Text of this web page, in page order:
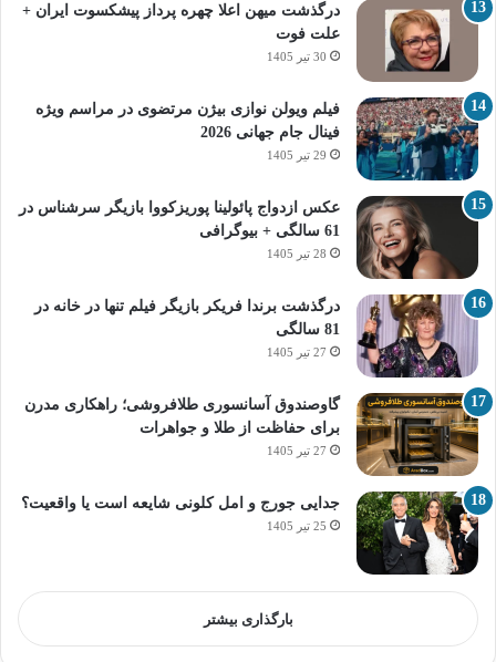
درگذشت میهن اعلا چهره پرداز پیشکسوت ایران +
علت فوت
30 تیر 1405
فیلم ویولن نوازی بیژن مرتضوی در مراسم ویژه
فینال جام جهانی 2026
29 تیر 1405
عکس ازدواج پائولینا پوریزکووا بازیگر سرشناس در
61 سالگی + بیوگرافی
28 تیر 1405
درگذشت برندا فریکر بازیگر فیلم تنها در خانه در
81 سالگی
27 تیر 1405
گاوصندوق آسانسوری طلافروشی؛ راهکاری مدرن
برای حفاظت از طلا و جواهرات
27 تیر 1405
جدایی جورج و امل کلونی شایعه است یا واقعیت؟
25 تیر 1405
بارگذاری بیشتر